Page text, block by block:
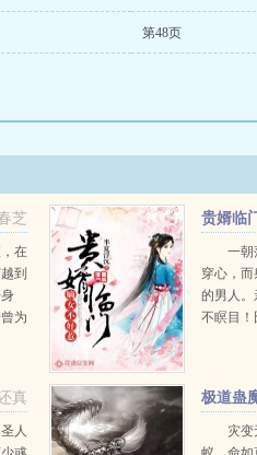
第48页
芝
在
到
为
贵婿临
好惹一朝
穿心，
的男人。
不瞑目！
真
人
极道蛊
灾